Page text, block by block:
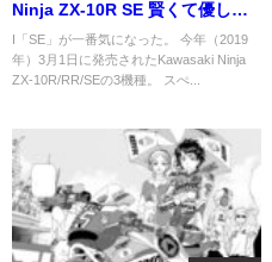
Ninja ZX-10R SE 賢くて優しい
令和の忍者
I「SE」が一番気になった。 今年（2019
年）3月1日に発売されたKawasaki Ninja
ZX-10R/RR/SEの3機種。 スぺ...